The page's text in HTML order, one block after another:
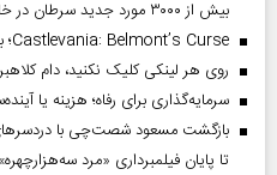
بیش از ۳۰۰۰ مورد جدید سرطان در خانواده بیماران
Castlevania: Belmont’s Curse؛ بازگشت باشکوه شکارچیان خون‌آشام
روی هر لینکی کلیک نکنید، دام
سرمایه‌گذاری برای رفاه؛ هزینه یا
بازگشت مسعود شصت‌چی با دردسر‌های
تا پایان فیلمبرداری «مرد سه‌هزارچهره»